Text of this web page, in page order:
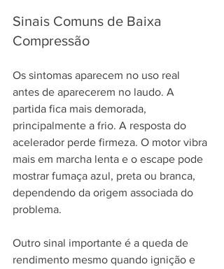
Sinais Comuns de Baixa
Compressão
Os sintomas aparecem no uso real
antes de aparecerem no laudo. A
partida fica mais demorada,
principalmente a frio. A resposta do
acelerador perde firmeza. O motor vibra
mais em marcha lenta e o escape pode
mostrar fumaça azul, preta ou branca,
dependendo da origem associada do
problema.
Outro sinal importante é a queda de
rendimento mesmo quando ignição e